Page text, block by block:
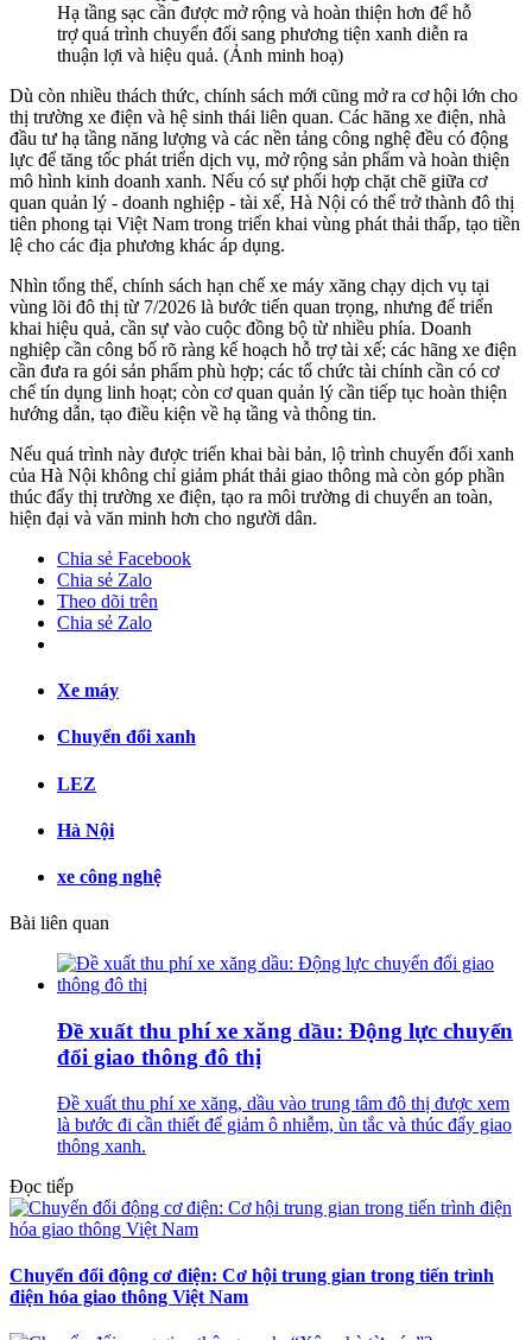
Hạ tầng sạc cần được mở rộng và hoàn thiện hơn để hỗ
trợ quá trình chuyển đổi sang phương tiện xanh diễn ra
thuận lợi và hiệu quả. (Ảnh minh hoạ)
Dù còn nhiều thách thức, chính sách mới cũng mở ra cơ hội lớn cho
thị trường xe điện và hệ sinh thái liên quan. Các hãng xe điện, nhà
đầu tư hạ tầng năng lượng và các nền tảng công nghệ đều có động
lực để tăng tốc phát triển dịch vụ, mở rộng sản phẩm và hoàn thiện
mô hình kinh doanh xanh. Nếu có sự phối hợp chặt chẽ giữa cơ
quan quản lý - doanh nghiệp - tài xế, Hà Nội có thể trở thành đô thị
tiên phong tại Việt Nam trong triển khai vùng phát thải thấp, tạo tiền
lệ cho các địa phương khác áp dụng.
Nhìn tổng thể, chính sách hạn chế xe máy xăng chạy dịch vụ tại
vùng lõi đô thị từ 7/2026 là bước tiến quan trọng, nhưng để triển
khai hiệu quả, cần sự vào cuộc đồng bộ từ nhiều phía. Doanh
nghiệp cần công bố rõ ràng kế hoạch hỗ trợ tài xế; các hãng xe điện
cần đưa ra gói sản phẩm phù hợp; các tổ chức tài chính cần có cơ
chế tín dụng linh hoạt; còn cơ quan quản lý cần tiếp tục hoàn thiện
hướng dẫn, tạo điều kiện về hạ tầng và thông tin.
Nếu quá trình này được triển khai bài bản, lộ trình chuyển đổi xanh
của Hà Nội không chỉ giảm phát thải giao thông mà còn góp phần
thúc đẩy thị trường xe điện, tạo ra môi trường di chuyển an toàn,
hiện đại và văn minh hơn cho người dân.
Chia sẻ Facebook
Chia sẻ Zalo
Theo dõi trên
Chia sẻ Zalo
Xe máy
Chuyển đổi xanh
LEZ
Hà Nội
xe công nghệ
Bài liên quan
Đề xuất thu phí xe xăng dầu: Động lực chuyển
đổi giao thông đô thị
Đề xuất thu phí xe xăng, dầu vào trung tâm đô thị được xem
là bước đi cần thiết để giảm ô nhiễm, ùn tắc và thúc đẩy giao
thông xanh.
Đọc tiếp
Chuyển đổi động cơ điện: Cơ hội trung gian trong tiến trình
điện hóa giao thông Việt Nam